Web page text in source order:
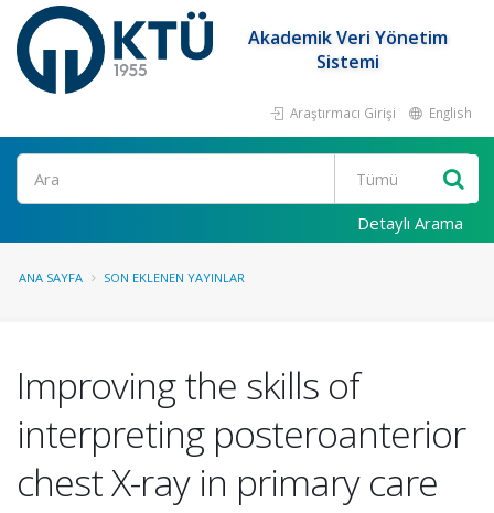
Akademik Veri Yönetim
Sistemi
Araştırmacı Girişi English
Ara
Detaylı Arama
ANA SAYFA SON EKLENEN YAYINLAR
Improving the skills of
interpreting posteroanterior
chest X-ray in primary care